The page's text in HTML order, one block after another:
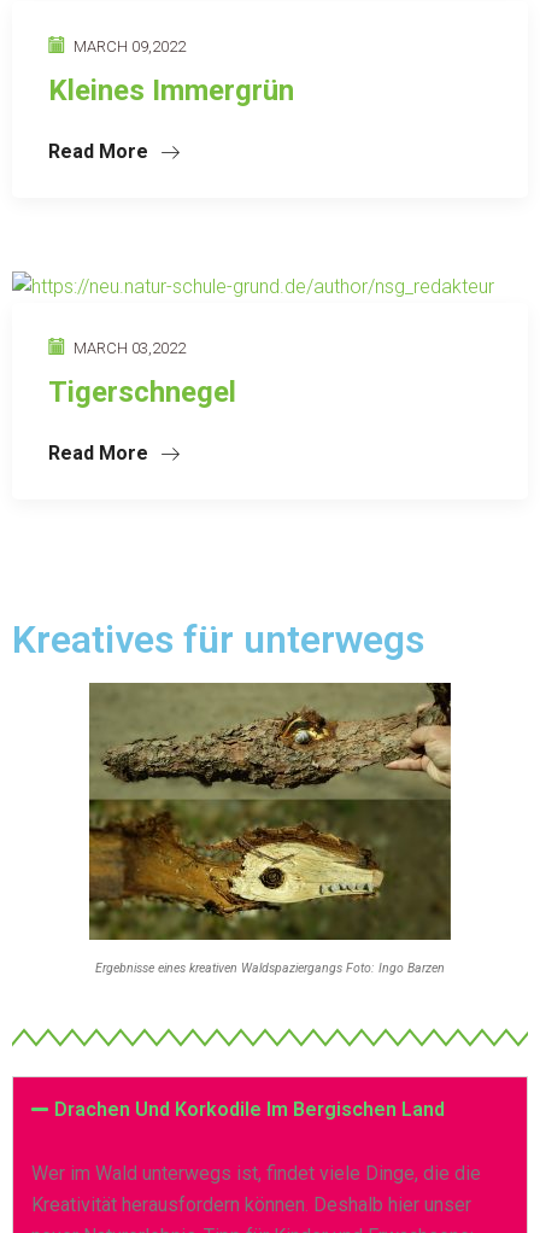
MARCH 09,2022
Kleines Immergrün
Read More
MARCH 03,2022
Tigerschnegel
Read More
Kreatives für unterwegs
Ergebnisse eines kreativen Waldspaziergangs Foto: Ingo Barzen
Drachen Und Korkodile Im Bergischen Land
Wer im Wald unterwegs ist, findet viele Dinge, die die
Kreativität herausfordern können. Deshalb hier unser